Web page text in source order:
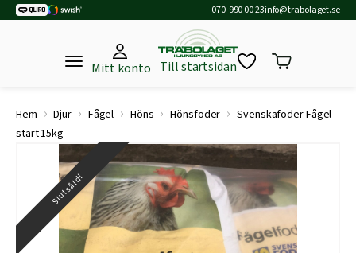
070-990 00 23info@trabolaget.se
Mitt konto Till startsidan
Hem › Djur › Fågel › Höns › Hönsfoder › Svenskafoder Fågel
start 15kg
Slutsåld!